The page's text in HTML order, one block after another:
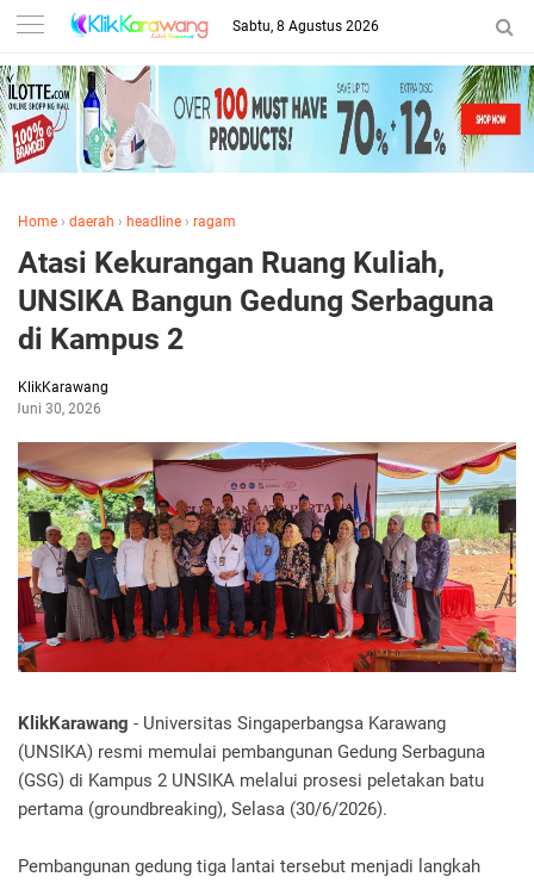
Sabtu, 8 Agustus 2026
Home › daerah › headline › ragam
Atasi Kekurangan Ruang Kuliah,
UNSIKA Bangun Gedung Serbaguna
di Kampus 2
KlikKarawang
Juni 30, 2026
KlikKarawang - Universitas Singaperbangsa Karawang
(UNSIKA) resmi memulai pembangunan Gedung Serbaguna
(GSG) di Kampus 2 UNSIKA melalui prosesi peletakan batu
pertama (groundbreaking), Selasa (30/6/2026).
Pembangunan gedung tiga lantai tersebut menjadi langkah